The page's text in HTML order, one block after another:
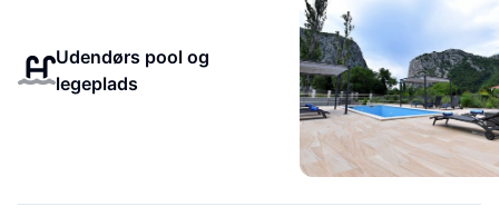
Udendørs pool og
legeplads